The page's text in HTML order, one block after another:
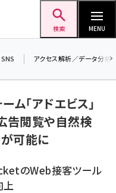
検索 MENU
SNS アクセス解析／データ分析
ム「アドエビス」
告閲覧や自然検
可能に
のWeb接客ツール
上